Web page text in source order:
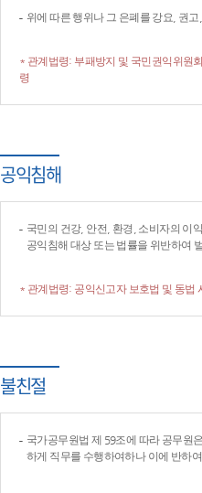
위에 따른 행위나 그 은폐를 강요, 권
* 관계법령: 부패방지 및 국민권익위원
령
공익침해
국민의 건강, 안전, 환경, 소비자의 이
공익침해 대상 또는 법률을 위반하여
* 관계법령: 공익신고자 보호법 및 동법
불친절
국가공무원법 제 59조에 따라 공무원
하게 직무를 수행하여하나 이에 반하